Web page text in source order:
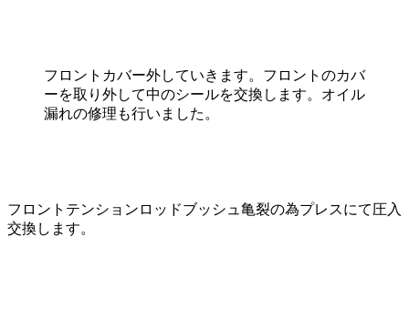
フロントカバー外していきます。フロントのカバ
ーを取り外して中のシールを交換します。オイル
漏れの修理も行いました。
フロントテンションロッドブッシュ亀裂の為プレスにて圧入
交換します。